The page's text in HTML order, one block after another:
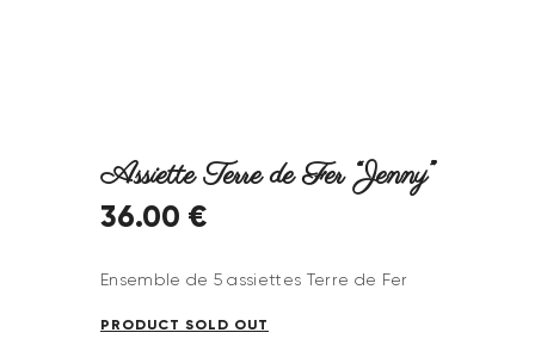
Assiette Terre de Fer “Jenny”
36.00 €
Ensemble de 5 assiettes Terre de Fer
PRODUCT SOLD OUT